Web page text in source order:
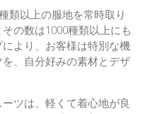
類以上の服地を常時取り
の数は1000種類以上にも
より、お客様は特別な機
、自分好みの素材とデザ
ツは、軽くて着心地が良